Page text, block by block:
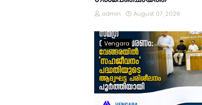
admin August 07, 2026
Vengara